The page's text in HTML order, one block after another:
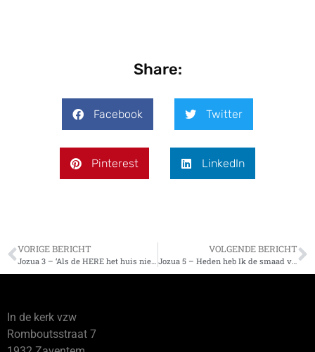
Share:
Facebook Twitter
Pinterest LinkedIn
VORIGE BERICHT
Jozua 3 – ‘Als de HERE het huis niet bouwt … ‘
VOLGENDE BERICHT
Jozua 5 – Heden heb Ik de smaad van Egypte van u afgewenteld
In de kerk vzw
Romboutsstraat 7